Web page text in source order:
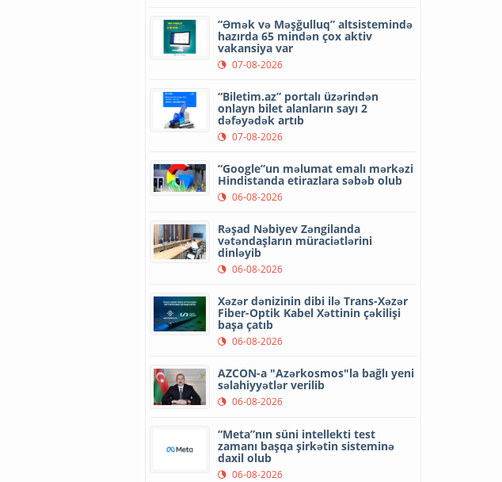
“Əmək və Məşğulluq” altsistemində
hazırda 65 mindən çox aktiv
vakansiya var
07-08-2026
“Biletim.az” portalı üzərindən
onlayn bilet alanların sayı 2
dəfəyədək artıb
07-08-2026
“Google”un məlumat emalı mərkəzi
Hindistanda etirazlara səbəb olub
06-08-2026
Rəşad Nəbiyev Zəngilanda
vətəndaşların müraciətlərini
dinləyib
06-08-2026
Xəzər dənizinin dibi ilə Trans-Xəzər
Fiber-Optik Kabel Xəttinin çəkilişi
başa çatıb
06-08-2026
AZCON-a "Azərkosmos"la bağlı yeni
səlahiyyətlər verilib
06-08-2026
“Meta”nın süni intellekti test
zamanı başqa şirkətin sisteminə
daxil olub
06-08-2026